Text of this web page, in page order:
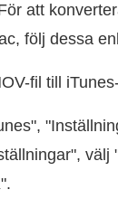
att
följ dessa
fil till
välj